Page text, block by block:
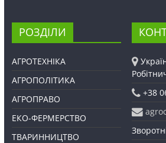
РОЗДІЛИ
АГРОТЕХНІКА
АГРОПОЛІТИКА
АГРОПРАВО
ЕКО-ФЕРМЕРСТВО
ТВАРИННИЦТВО
+38